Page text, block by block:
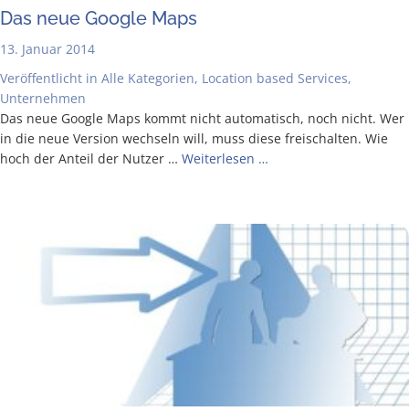
Das neue Goog­le Maps
13. Januar 2014
Veröffentlicht in Alle Kategorien, Location based Services,
Unternehmen
Das neue Goog­le Maps kommt nicht auto­ma­tisch, noch nicht. Wer
in die neue Ver­si­on wech­seln will, muss die­se frei­schal­ten. Wie
hoch der Anteil der Nut­zer … Wei­ter­le­sen …